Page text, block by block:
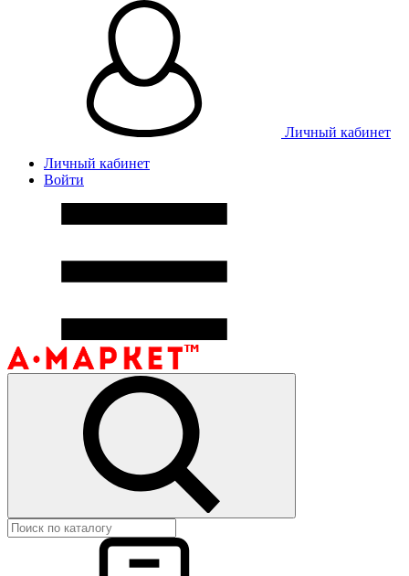
Личный кабинет
Личный кабинет
Войти